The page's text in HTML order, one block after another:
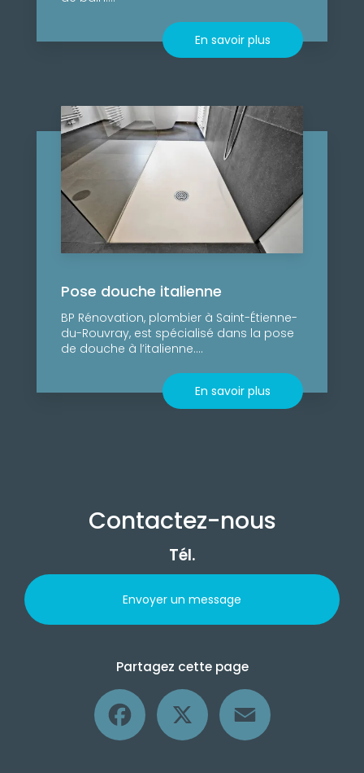
En savoir plus
Pose douche italienne
BP Rénovation, plombier à Saint-Étienne-
du-Rouvray, est spécialisé dans la pose
de douche à l’italienne....
En savoir plus
Contactez-nous
Tél.
Envoyer un message
Partagez cette page
Facebook